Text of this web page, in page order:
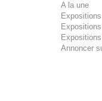
A la une
Annoncer